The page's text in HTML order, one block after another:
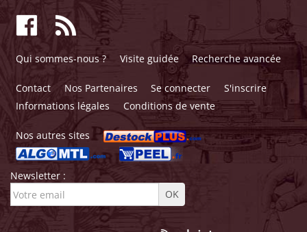
Qui sommes-nous ? Visite guidée Recherche avancée
Contact Nos Partenaires Se connecter
S'inscrire
Informations légales
Conditions de vente
Nos autres sites
Newsletter :